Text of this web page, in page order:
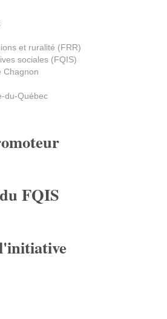
et ruralité (FRR)
sociales (FQIS)
Chagnon
du-Québec
FQIS